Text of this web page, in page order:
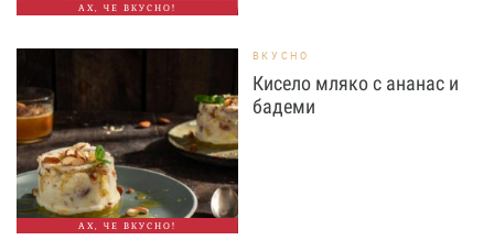
АХ, ЧЕ ВКУСНО!
АХ, ЧЕ ВКУСНО!
ВКУСНО
Кисело мляко с ананас и
бадеми